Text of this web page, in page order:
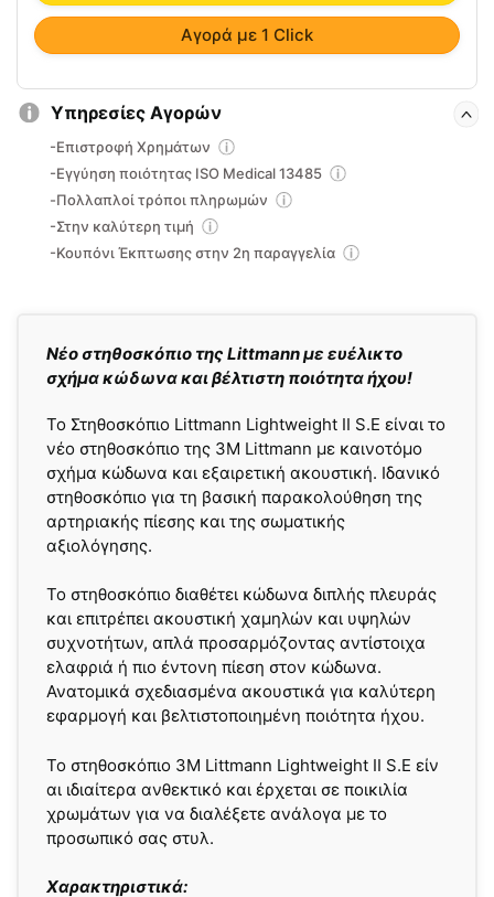
Νέο στηθοσκόπιο της Littmann με ευέλικτο
σχήμα κώδωνα και βέλτιστη ποιότητα ήχου!
Το Στηθοσκόπιο Littmann Lightweight II S.E είναι το
νέο στηθοσκόπιο της 3M Littmann με καινοτόμο
σχήμα κώδωνα και εξαιρετική ακουστική. Ιδανικό
στηθοσκόπιο για τη βασική παρακολούθηση της
αρτηριακής πίεσης και της σωματικής
αξιολόγησης.
Το στηθοσκόπιο διαθέτει κώδωνα διπλής πλευράς
και επιτρέπει ακουστική χαμηλών και υψηλών
συχνοτήτων, απλά προσαρμόζοντας αντίστοιχα
ελαφριά ή πιο έντονη πίεση στον κώδωνα.
Ανατομικά σχεδιασμένα ακουστικά για καλύτερη
εφαρμογή και βελτιστοποιημένη ποιότητα ήχου.
Το στηθοσκόπιο 3M Littmann Lightweight II S.E είν
αι ιδιαίτερα ανθεκτικό και έρχεται σε ποικιλία
χρωμάτων για να διαλέξετε ανάλογα με το
προσωπικό σας στυλ.
Χαρακτηριστικά:
Αγορά με 1 Click
Υπηρεσίες Αγορών
-Επιστροφή Χρημάτων
-Εγγύηση ποιότητας ISO Medical 13485
-Πολλαπλοί τρόποι πληρωμών
-Στην καλύτερη τιμή
-Κουπόνι Έκπτωσης στην 2η παραγγελία